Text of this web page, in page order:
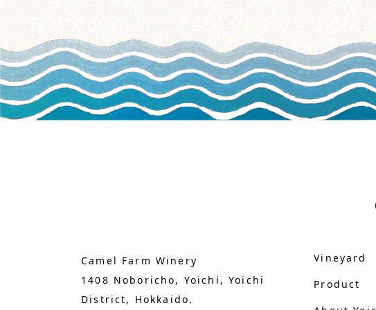
Camel Farm Winery
1408 Noboricho, Yoichi, Yoichi
District, Hokkaido.
Vineyard
Product